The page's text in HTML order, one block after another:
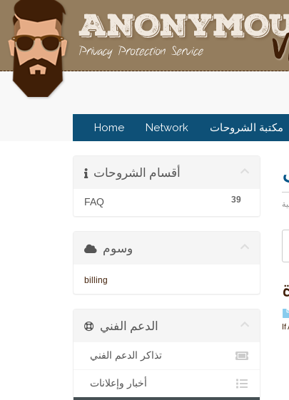
Home Network مكتبة الشروحات
أقسام الشروحات
39
FAQ
If
وسوم
billing
الدعم الفني
تذاكر الدعم الفني
أخبار وإعلانات